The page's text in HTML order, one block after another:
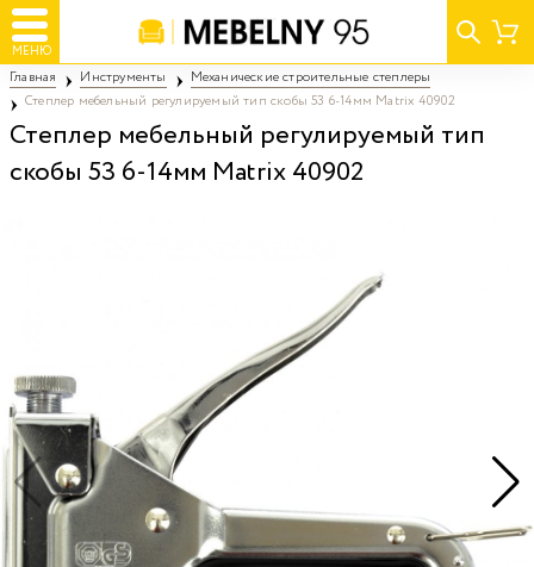
МЕНЮ
Главная Инструменты
Механические строительные степлеры
Степлер мебельный регулируемый тип скобы 53 6-14мм Matrix 40902
Степлер мебельный регулируемый тип
скобы 53 6-14мм Matrix 40902